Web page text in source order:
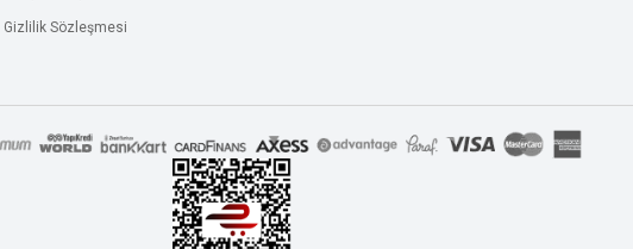
Gizlilik Sözleşmesi